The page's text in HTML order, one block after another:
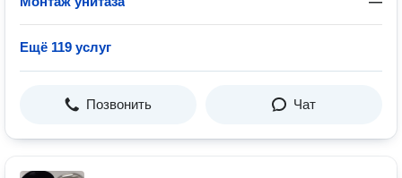
Ещё 119 услуг
Позвонить Чат